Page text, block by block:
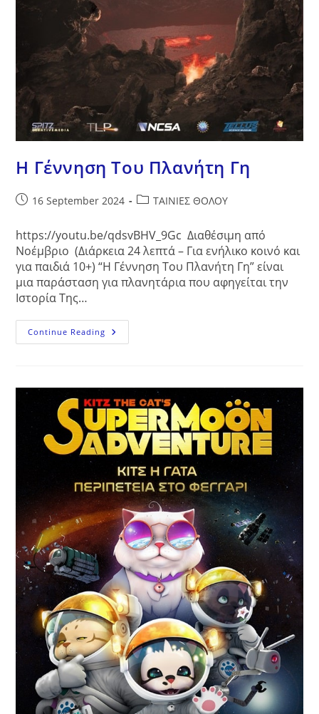
Η Γέννηση Του Πλανήτη Γη
Post16 September 2024
PostΤΑΙΝΙΕΣ ΘΟΛΟΥ
https://youtu.be/qdsvBHV_9Gc Διαθέσιμη από
Νοέμβριο (Διάρκεια 24 λεπτά – Για ενήλικο κοινό και
για παιδιά 10+) “Η Γέννηση Του Πλανήτη Γη” είναι
μια παράσταση για πλανητάρια που αφηγείται την
Ιστορία Της…
Continue Reading Η
Γέννηση